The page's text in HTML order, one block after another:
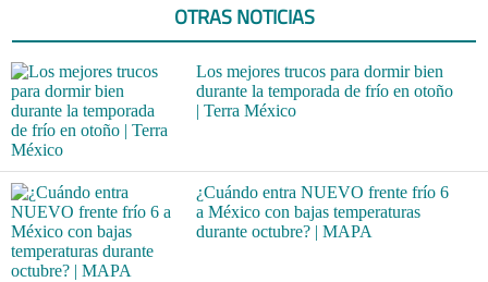
OTRAS NOTICIAS
Los mejores trucos para dormir bien
durante la temporada de frío en otoño
| Terra México
¿Cuándo entra NUEVO frente frío 6
a México con bajas temperaturas
durante octubre? | MAPA